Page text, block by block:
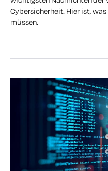
Cybersicherheit. Hier ist,
müssen.